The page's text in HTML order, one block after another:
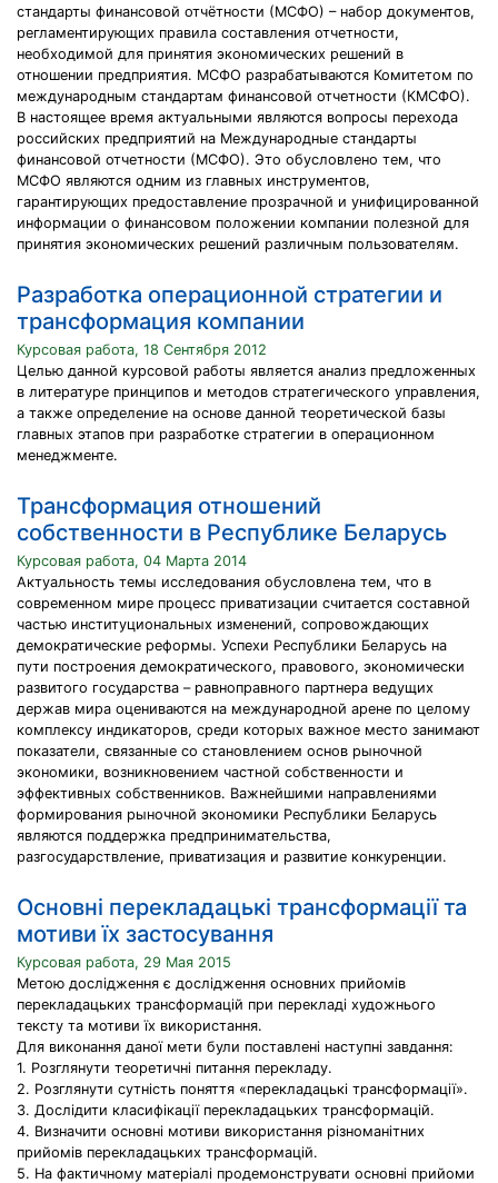
стандарты финансовой отчётности (МСФО) – набор документов,
регламентирующих правила составления отчетности,
необходимой для принятия экономических решений в
отношении предприятия. МСФО разрабатываются Комитетом по
международным стандартам финансовой отчетности (КМСФО).
В настоящее время актуальными являются вопросы перехода
российских предприятий на Международные стандарты
финансовой отчетности (МСФО). Это обусловлено тем, что
МСФО являются одним из главных инструментов,
гарантирующих предоставление прозрачной и унифицированной
информации о финансовом положении компании полезной для
принятия экономических решений различным пользователям.
Разработка операционной стратегии и
трансформация компании
Курсовая работа, 18 Сентября 2012
Целью данной курсовой работы является анализ предложенных
в литературе принципов и методов стратегического управления,
а также определение на основе данной теоретической базы
главных этапов при разработке стратегии в операционном
менеджменте.
Трансформация отношений
собственности в Республике Беларусь
Курсовая работа, 04 Марта 2014
Актуальность темы исследования обусловлена тем, что в
современном мире процесс приватизации считается составной
частью институциональных изменений, сопровождающих
демократические реформы. Успехи Республики Беларусь на
пути построения демократического, правового, экономически
развитого государства – равноправного партнера ведущих
держав мира оцениваются на международной арене по целому
комплексу индикаторов, среди которых важное место занимают
показатели, связанные со становлением основ рыночной
экономики, возникновением частной собственности и
эффективных собственников. Важнейшими направлениями
формирования рыночной экономики Республики Беларусь
являются поддержка предпринимательства,
разгосударствление, приватизация и развитие конкуренции.
Основні перекладацькі трансформації та
мотиви їх застосування
Курсовая работа, 29 Мая 2015
Метою дослідження є дослідження основних прийомів
перекладацьких трансформацій при перекладі художнього
тексту та мотиви їх використання.
Для виконання даної мети були поставлені наступні завдання:
1. Розглянути теоретичні питання перекладу.
2. Розглянути сутність поняття «перекладацькі трансформації».
3. Дослідити класифікації перекладацьких трансформацій.
4. Визначити основні мотиви використання різноманітних
прийомів перекладацьких трансформацій.
5. На фактичному матеріалі продемонструвати основні прийоми